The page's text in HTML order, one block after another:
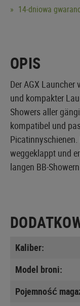
14-dniowa
OPIS
Der AGX
und kompakter
Showers aller
kompatibel und
weggeklappt und
langen BB-
Kaliber:
Model broni:
Pojemność